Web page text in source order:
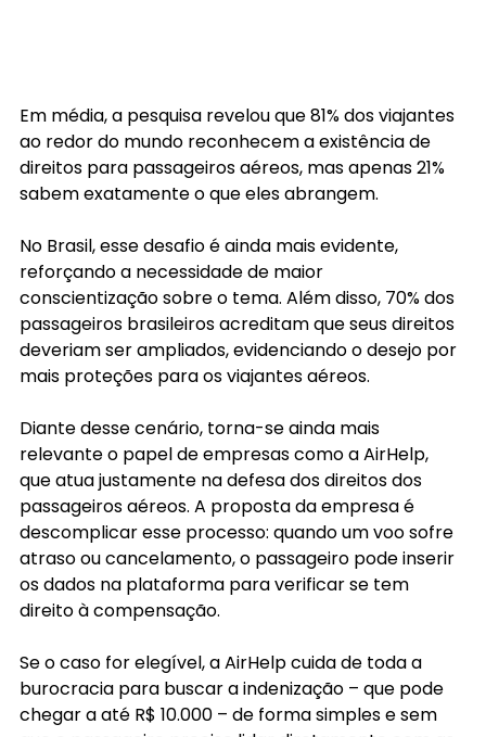
Em média, a pesquisa revelou que 81% dos viajantes
ao redor do mundo reconhecem a existência de
direitos para passageiros aéreos, mas apenas 21%
sabem exatamente o que eles abrangem.
No Brasil, esse desafio é ainda mais evidente,
reforçando a necessidade de maior
conscientização sobre o tema. Além disso, 70% dos
passageiros brasileiros acreditam que seus direitos
deveriam ser ampliados, evidenciando o desejo por
mais proteções para os viajantes aéreos.
Diante desse cenário, torna-se ainda mais
relevante o papel de empresas como a AirHelp,
que atua justamente na defesa dos direitos dos
passageiros aéreos. A proposta da empresa é
descomplicar esse processo: quando um voo sofre
atraso ou cancelamento, o passageiro pode inserir
os dados na plataforma para verificar se tem
direito à compensação.
Se o caso for elegível, a AirHelp cuida de toda a
burocracia para buscar a indenização – que pode
chegar a até R$ 10.000 – de forma simples e sem